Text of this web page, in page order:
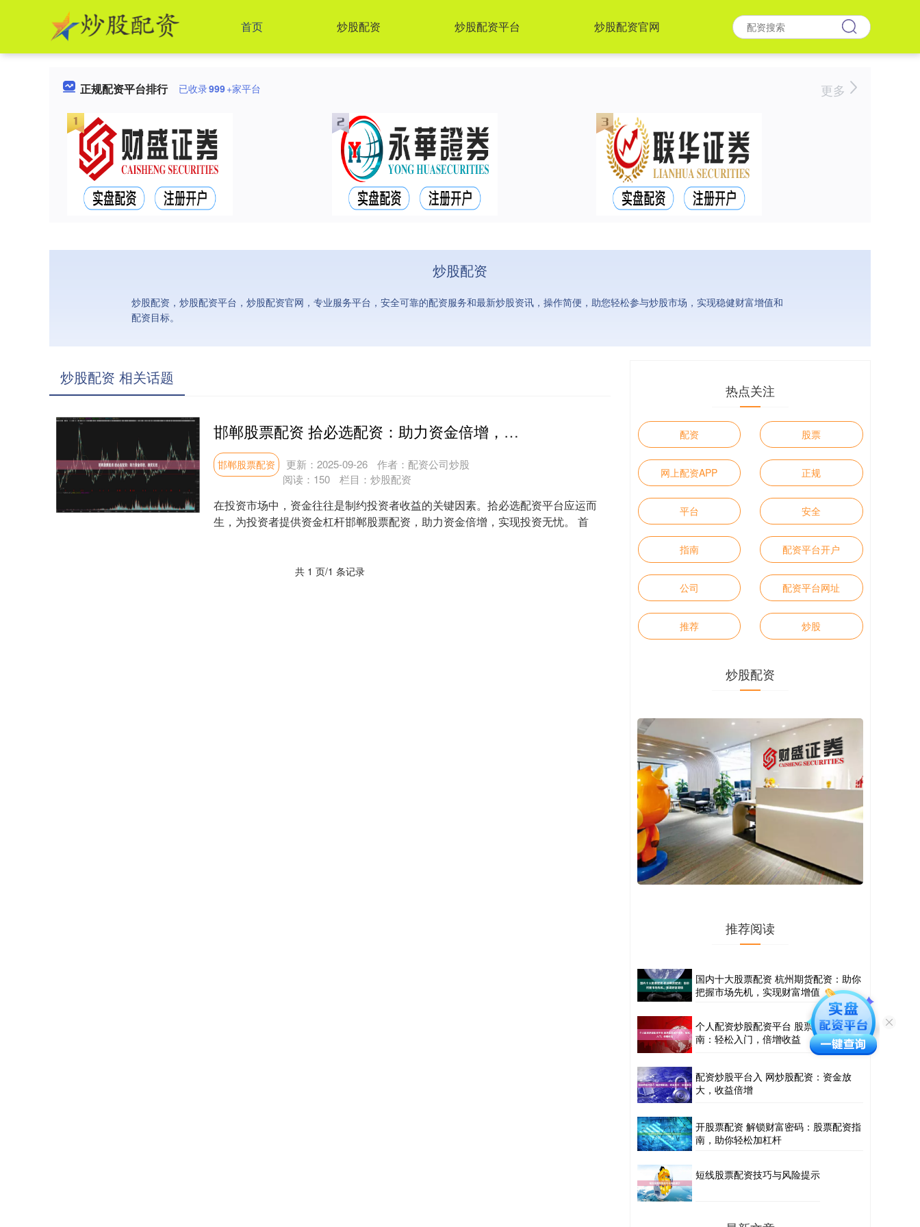
首页 炒股配资 炒股配资平台 炒股配资官网
正规配资平台排行 已收录999+家平台 更多
炒股配资
炒股配资，炒股配资平台，炒股配资官网，专业服务平台，安全可靠的配资服务和最新炒股资讯，操作简便，助您轻松参与炒股市场，实现稳健财富增值和
配资目标。
炒股配资 相关话题
邯郸股票配资 拾必选配资：助力资金倍增，投资无忧
邯郸股票配资 更新：2025-09-26
作者：配资公司炒股
阅读： 150 栏目： 炒股配资
在投资市场中，资金往往是制约投资者收益的关键因素。拾必选配资平台应运而
生，为投资者提供资金杠杆邯郸股票配资，助力资金倍增，实现投资无忧。 首
共 1 页/1 条记录
热点关注
配资 股票
网上配资APP 正规
平台 安全
指南 配资平台开户
公司 配资平台网址
推荐 炒股
炒股配资
推荐阅读
国内十大股票配资 杭州期货配资：助你
把握市场先机，实现财富增值
个人配资炒股配资平台 股票配资操作指
南：轻松入门，倍增收益
配资炒股平台入 网炒股配资：资金放
大，收益倍增
开股票配资 解锁财富密码：股票配资指
南，助你轻松加杠杆
短线股票配资技巧与风险提示